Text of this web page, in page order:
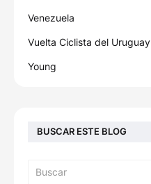
Venezuela
Vuelta Ciclista del Uruguay
Young
BUSCAR ESTE BLOG